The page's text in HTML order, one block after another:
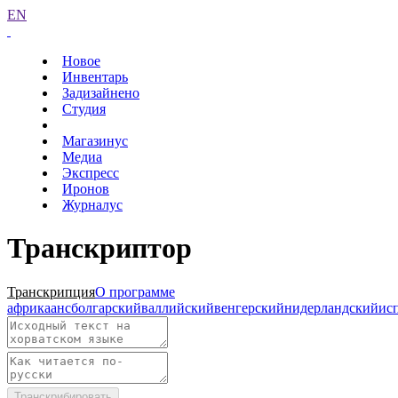
EN
Новое
Инвентарь
Задизайнено
Студия
Магазинус
Медиа
Экспресс
Иронов
Журналус
Транскриптор
ТранскрипцияО программе
африкаансболгарскийваллийскийвенгерскийнидерландский